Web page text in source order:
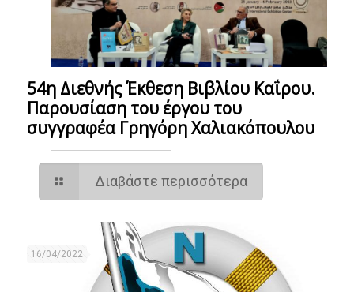
54η Διεθνής Έκθεση Βιβλίου Καΐρου.
Παρουσίαση του έργου του
συγγραφέα Γρηγόρη Χαλιακόπουλου
Διαβάστε περισσότερα
16/04/2022